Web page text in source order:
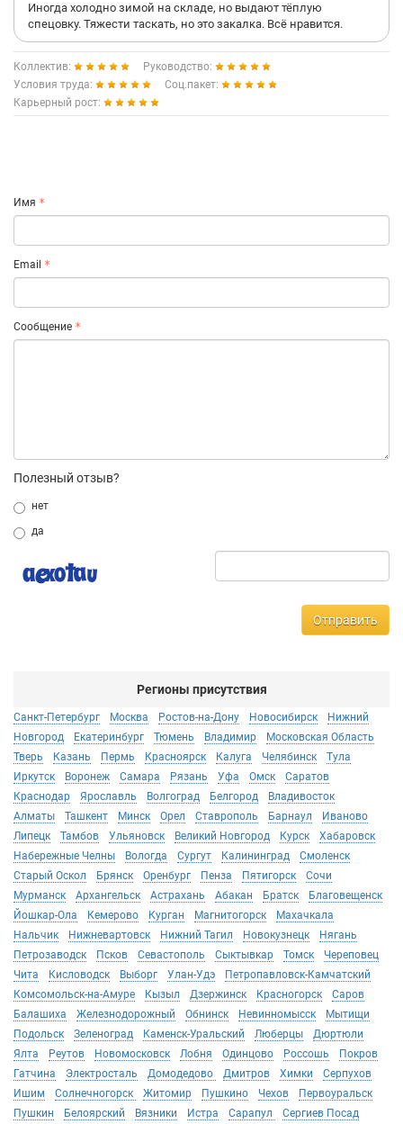
Иногда холодно зимой на складе, но выдают тёплую
спецовку. Тяжести таскать, но это закалка. Всё нравится.
Коллектив:
Руководство:
Условия труда:
Соц.пакет:
Карьерный рост:
Имя
Email
Сообщение
Полезный отзыв?
нет
да
Отправить
Регионы присутствия
Санкт-Петербург Москва Ростов-на-Дону Новосибирск
Нижний
Новгород
Екатеринбург Тюмень Владимир
Московская Область
Тверь
Казань Пермь Красноярск Калуга Челябинск
Тула
Иркутск
Воронеж Самара Рязань Уфа Омск
Саратов
Краснодар
Ярославль Волгоград Белгород
Владивосток
Алматы
Ташкент Минск Орел Ставрополь Барнаул
Иваново
Липецк
Тамбов Ульяновск Великий Новгород Курск
Хабаровск
Набережные Челны
Вологда Сургут Калининград
Смоленск
Старый Оскол
Брянск Оренбург Пенза Пятигорск
Сочи
Мурманск
Архангельск Астрахань Абакан Братск
Благовещенск
Йошкар-Ола
Кемерово Курган Магнитогорск
Махачкала
Нальчик
Нижневартовск Нижний Тагил Новокузнецк
Нягань
Петрозаводск
Псков Севастополь Сыктывкар Томск
Череповец
Чита
Кисловодск Выборг Улан-Удэ
Петропавловск-Камчатский
Комсомольск-на-Амуре
Кызыл Дзержинск Красногорск
Саров
Балашиха
Железнодорожный Обнинск Невинномысск
Мытищи
Подольск
Зеленоград Каменск-Уральский Люберцы
Дюртюли
Ялта
Реутов Новомосковск Лобня Одинцово Россошь
Покров
Гатчина
Электросталь Домодедово Дмитров Химки
Серпухов
Ишим
Солнечногорск Житомир Пушкино Чехов
Первоуральск
Пушкин
Белоярский Вязники Истра Сарапул
Сергиев Посад